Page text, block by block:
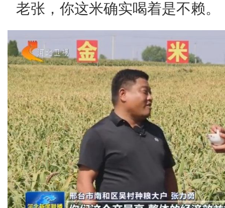
老张，你这米确实喝着是不赖。